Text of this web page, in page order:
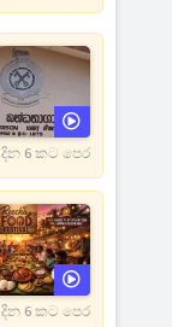
දින 6 කට පෙර
දින 6 කට පෙර